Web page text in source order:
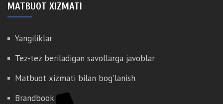
MATBUOT XIZMATI
Yangiliklar
Tez-tez beriladigan savollarga javoblar
Matbuot xizmati bilan bog'lanish
Brandbook